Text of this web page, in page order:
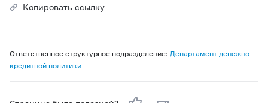
Копировать ссылку
Ответственное структурное подразделение: Департамент денежно-
кредитной политики